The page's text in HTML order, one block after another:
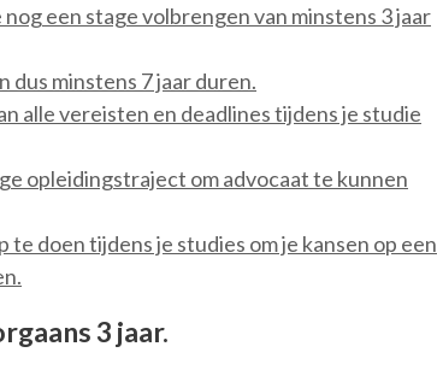
een stage volbrengen van minstens 3 jaar
minstens 7 jaar duren.
alle vereisten en deadlines tijdens je studie
opleidingstraject om advocaat te kunnen
doen tijdens je studies om je kansen op een
3 jaar.